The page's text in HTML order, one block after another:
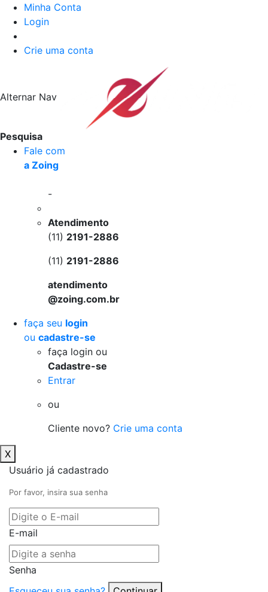
Minha Conta
Login
Crie uma conta
Alternar Nav
Pesquisa
Fale com
a Zoing
-
Atendimento
(11) 2191-2886
(11) 2191-2886
atendimento
@zoing.com.br
faça seu login
ou cadastre-se
faça login ou
Cadastre-se
Entrar
ou
Cliente novo? Crie uma conta
X
Usuário já cadastrado
Por favor, insira sua senha
E-mail
Senha